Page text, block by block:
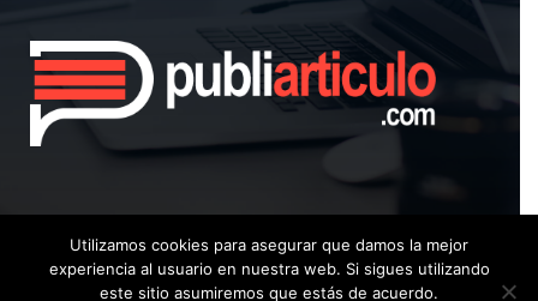
© Copyright 2019 – Publiarticulo – Todos los Derechos
Utilizamos cookies para asegurar que damos la mejor
experiencia al usuario en nuestra web. Si sigues utilizando
este sitio asumiremos que estás de acuerdo.